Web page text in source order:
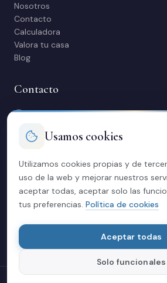
Nosotros
Contacto
Calculadora
Valora tu casa
Blog
Contacto
C/ Manuel Maestre 31, 03600 Elda
contacto@soriacasas.com
Política de privacidad
Aviso legal
Usamos cookies
Utilizamos cookies propias y de
uso de la web y mejorar nuestros
aceptar todas, aceptar solo las
tus preferencias. Política de cookies
Aceptar todas
Solo funcionales